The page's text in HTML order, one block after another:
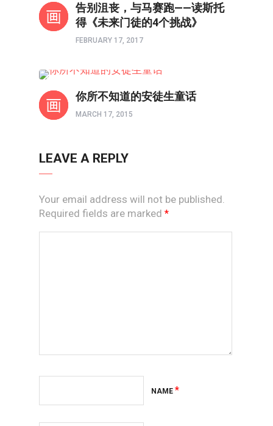
告别沮丧，与马赛跑——读斯托
得《未来门徒的4个挑战》
FEBRUARY 17, 2017
你所不知道的安徒生童话
MARCH 17, 2015
LEAVE A REPLY
Your email address will not be published.
Required fields are marked *
NAME *